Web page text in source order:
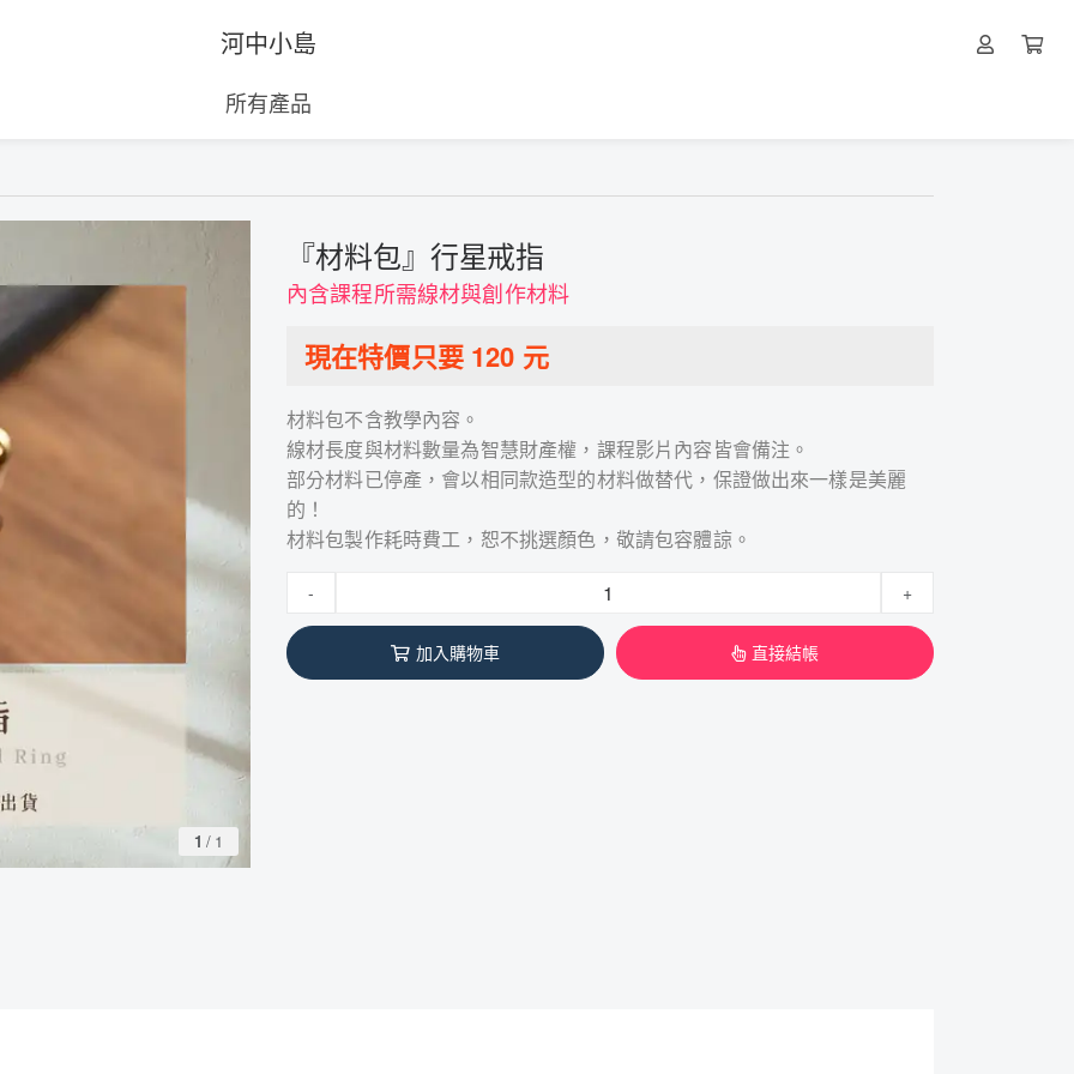
河中小島
所有產品
1 / 1
『材料包』行星戒指
內含課程所需線材與創作材料
現在特價只要 120 元
材料包不含教學內容。
線材長度與材料數量為智慧財產權，課程影片內容皆會備注。
部分材料已停產，會以相同款造型的材料做替代，保證做出來一樣是美麗
的！
材料包製作耗時費工，恕不挑選顏色，敬請包容體諒。
- +
加入購物車 直接結帳